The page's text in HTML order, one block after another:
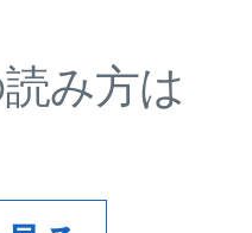
み方は